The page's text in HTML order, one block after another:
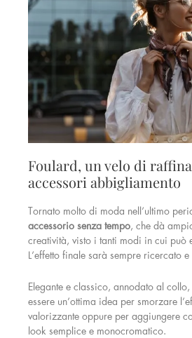
Foulard, un velo di
accessori abbigliamento
Tornato molto di moda nell’ultimo
accessorio senza tempo, che dà
creatività, visto i tanti modi in cui può
L’effetto finale sarà sempre ricercato
Elegante e classico, annodato al
essere un’ottima idea per smorzare
valorizzante oppure per aggiungere
look semplice e monocromatico.